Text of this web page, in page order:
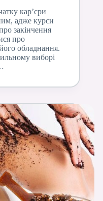
кар’єри
адже курси
закінчення
про
обладнання.
виборі